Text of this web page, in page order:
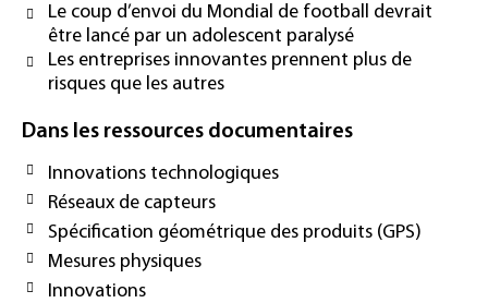
Le coup d’envoi du Mondial de football devrait
être lancé par un adolescent paralysé
Les entreprises innovantes prennent plus de
risques que les autres
Dans les ressources documentaires
Innovations technologiques
Réseaux de capteurs
Spécification géométrique des produits (GPS)
Mesures physiques
Innovations